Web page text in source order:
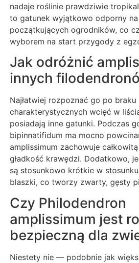
nadaje roślinie prawdziwie
to gatunek wyjątkowo odporny
początkujących ogrodników, co
wyborem na start przygody z
Jak odróżnić
innych
Najłatwiej rozpoznać go po braku
charakterystycznych wcięć w
posiadają inne gatunki. Podczas
bipinnatifidum ma mocno
amplissimum zachowuje
gładkość krawędzi. Dodatkowo,
są stosunkowo krótkie w
blaszki, co tworzy zwarty, gęsty
Czy Philodendron
amplissimum jest
bezpieczną dla
Niestety nie — podobnie jak